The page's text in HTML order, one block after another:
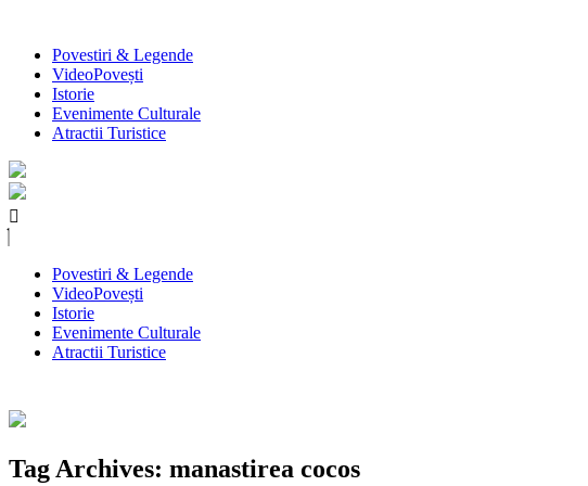
Povestiri & Legende
VideoPovești
Istorie
Evenimente Culturale
Atractii Turistice
Povestiri & Legende
VideoPovești
Istorie
Evenimente Culturale
Atractii Turistice
Tag Archives: manastirea cocos